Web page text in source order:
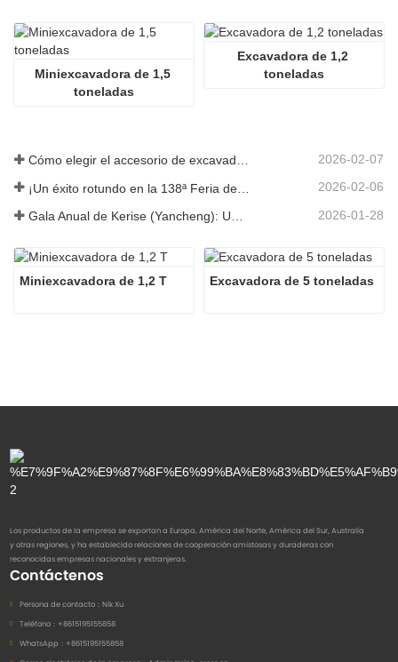
Miniexcavadora de 1,5
toneladas
Excavadora de 1,2
toneladas
Cómo elegir el accesorio de excavadora adecuado para trabajos de excavación y nivelación 2026-02-07
2026-02-06
2026-01-28
Miniexcavadora de 1,2 T Excavadora de 5 toneladas
Los productos de la empresa se exportan a Europa, América del Norte, América del Sur, Australia
y otras regiones, y ha establecido relaciones de cooperación amistosas y duraderas con
reconocidas empresas nacionales y extranjeras.
Contáctenos
Persona de contacto： Nik Xu
Teléfono： +8615195155858
WhatsApp： +8615195155858